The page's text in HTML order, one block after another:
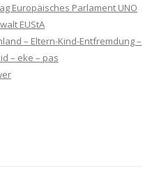
Europäisches Parlament UNO
EUStA
– Eltern-Kind-Entfremdung –
– eke – pas